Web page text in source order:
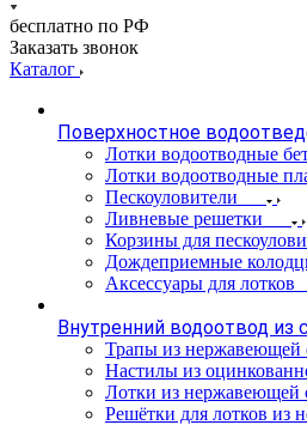
бесплатно по РФ
Заказать звонок
Каталог
Поверхностное
Лотки водоотводные
Лотки водоотводные
Пескоуловители
Ливневые решетки
Корзины для
Дождеприемные
Аксессуары для лотков
Внутренний водоотвод из
Трапы из нержавеющей
Настилы из
Лотки из нержавеющей
Решётки для лотков из